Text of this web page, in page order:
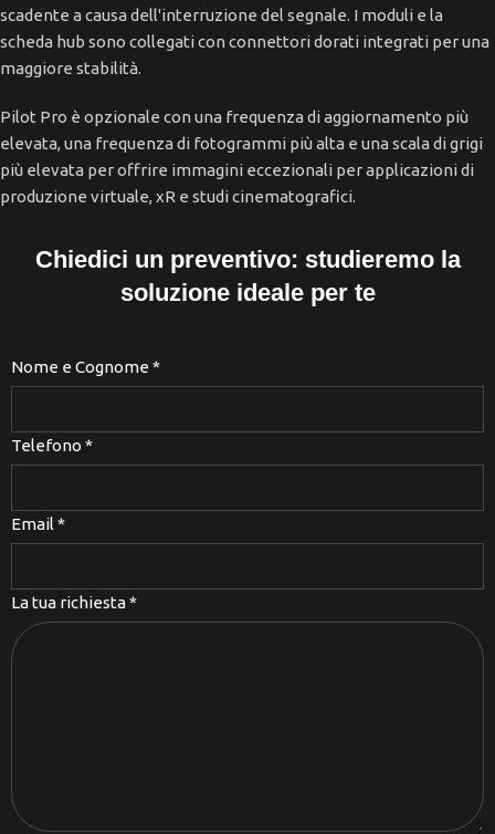
scadente a causa dell'interruzione del segnale. I moduli e la
scheda hub sono collegati con connettori dorati integrati per una
maggiore stabilità.
Pilot Pro è opzionale con una frequenza di aggiornamento più
elevata, una frequenza di fotogrammi più alta e una scala di grigi
più elevata per offrire immagini eccezionali per applicazioni di
produzione virtuale, xR e studi cinematografici.
Chiedici un preventivo: studieremo la
soluzione ideale per te
Nome e Cognome *
Telefono *
Email *
La tua richiesta*